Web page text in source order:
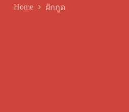
Home ผักกูด